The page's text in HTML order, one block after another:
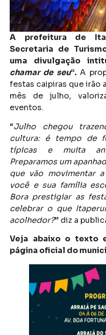
A prefeitura de
Secretaria de
uma divulgação
chamar de seu“.A
festas caipiras que irão
mês de julho,
eventos.
“Julho chegou
cultura: é tempo de
típicas e muita
Preparamos um
que vão movimentar
você e sua família
Bora prestigiar as
celebrar o que
acolhedor?” diz a
Veja abaixo o texto
página oficial do